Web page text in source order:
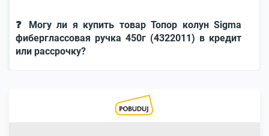
❓ Могу ли я купить товар Топор колун Sigma
фиберглассовая ручка 450г (4322011) в кредит
или рассрочку?